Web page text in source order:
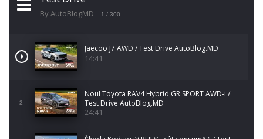
By AutoBlogMD 1 / 300
Jaecoo J7 AWD / Test Drive AutoBlog.MD
14:41
2
Noul Toyota RAV4 Hybrid GR SPORT AWD-i /
Test Drive AutoBlog.MD
24:41